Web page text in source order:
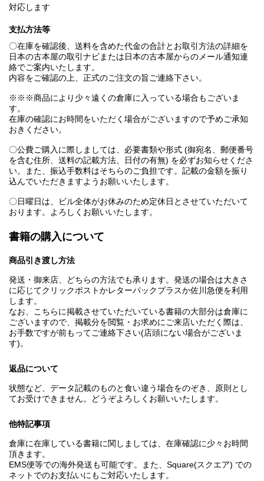
対応します
支払方法等
〇在庫を確認後、送料を含めた代金の合計とお取引方法の詳細を
日本の古本屋の取引ナビまたは日本の古本屋からのメール通知連
絡でご案内いたします。
内容をご確認の上、正式のご注文の旨ご連絡下さい。
※※※商品により少々遠くの倉庫に入っている場合もございま
す。
在庫の確認にお時間をいただく場合がございますので予めご承知
おきください。
〇公費ご購入に際しましては、必要書類や形式 (御宛名、郵便番号
を含む住所、送料の記載方法、日付の有無) を必ずお知らせくださ
い。また、振込手数料はそちらのご負担です。記載の金額を振り
込んでいただきますようお願いいたします。
〇日曜日は、ビル全体がお休みのため定休日とさせていただいて
おります。よろしくお願いいたします。
書籍の購入について
商品引き渡し方法
発送・御来店、どちらの方法でも承ります。発送の場合は大きさ
に応じてクリックポストかレターパックプラスか佐川急便を利用
します。
なお、こちらに掲載させていただいている書籍の大部分は倉庫に
ございますので、掲載分を閲覧・お求めにご来店いただく際は、
お手数ですが前もってご連絡下さい(店頭にない場合がございま
す)。
返品について
状態など、データ記載のものと食い違う場合をのぞき、原則とし
てお受けできません。どうぞよろしくお願いいたします。
他特記事項
倉庫に在庫している書籍に関しましては、在庫確認に少々お時間
頂きます。
EMS便等での海外発送も可能です。また、Square(スクエア) での
ネットでのお支払いにもご対応いたします。